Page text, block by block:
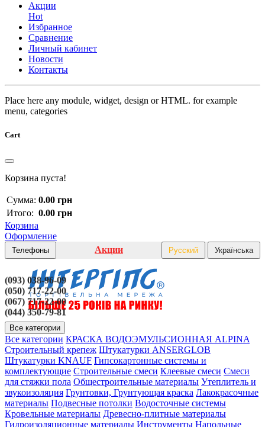
Акции
Hot
Избранное
Сравнение
Личный кабинет
Новости
Контакты
Place here any module, widget, design or HTML. for example
menu, categories
Cart
Корзина пуста!
Сумма: 0.00 грн
Итого: 0.00 грн
Корзина
Оформление
Телефоны
(093) 038-96-09
(050) 717-22-00
(067) 717-22-00
(044) 350-79-81
Акции Русский Українська
Все категории
Все категории КРАСКА ВОДОЭМУЛЬСИОННАЯ ALPINA
Строительный крепеж Штукатурки ANSERGLOB
Штукатурки KNAUF Гипсокартонные системы и
комплектующие Строительные смеси Клеевые смеси Смеси
для стяжки пола Общестроительные материалы Утеплитель и
звукоизоляция Грунтовки, Грунтующая краска Лакокрасочные
материалы Подвесные потолки Водосточные системы
Кровельные материалы Древесно-плитные материалы
Гидроизоляционные материалы Инструменты Напольные